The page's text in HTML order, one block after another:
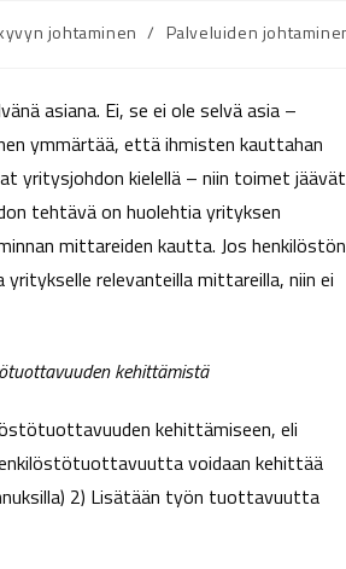
johtaminen / Palveluiden
asiana. Ei, se ei ole selvä asia –
ymmärtää, että ihmisten kauttahan
yritysjohdon kielellä – niin toimet jäävät
tehtävä on huolehtia yrityksen
mittareiden kautta. Jos henkilöstön
relevanteilla mittareilla, niin ei
kehittämistä
kehittämiseen, eli
voidaan kehittää
2) Lisätään työn tuottavuutta